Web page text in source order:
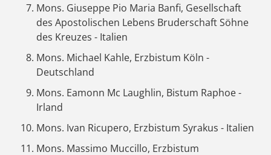
Mons. Giuseppe Pio Maria Banfi, Gesellschaft
des Apostolischen Lebens Bruderschaft Söhne
des Kreuzes - Italien
Mons. Michael Kahle, Erzbistum Köln -
Deutschland
Mons. Eamonn Mc Laughlin, Bistum Raphoe -
Irland
Mons. Ivan Ricupero, Erzbistum Syrakus - Italien
Mons. Massimo Muccillo, Erzbistum